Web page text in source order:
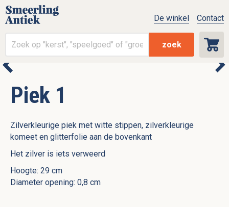
zoek
De winkel Contact
Piek 1
Zilverkleurige piek met witte stippen, zilverkleurige
komeet en glitterfolie aan de bovenkant
Het zilver is iets verweerd
Hoogte: 29 cm
Diameter opening: 0,8 cm